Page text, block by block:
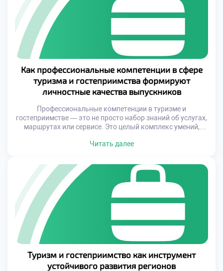
кто […]
Как профессиональные компетенции в сфере
туризма и гостеприимства формируют
личностные качества выпускников
Профессиональные компетенции в туризме и
гостеприимстве — это не просто набор знаний об услугах,
маршрутах или сервисе. Это целый комплекс умений,
клиентами, адаптироваться к изменяющимся условиям и
Именно такие навыки становятся основой для развития
таких качеств, как коммуникабельность,
стрессоустойчивость, ответственность и толерантность.
Обучение в данной сфере […]
Читать далее
Туризм и гостеприимство как инструмент
устойчивого развития регионов